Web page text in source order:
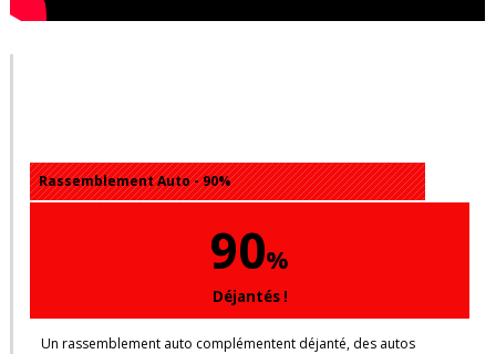
Rassemblement Auto - 90%
90%
Déjantés !
Un rassemblement auto complémentent déjanté, des autos